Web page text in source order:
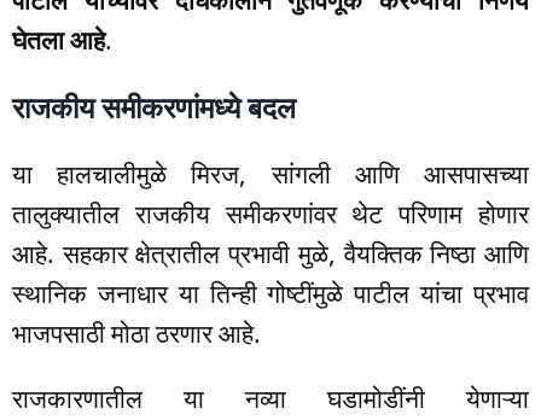
घेतला आहे.
राजकीय समीकरणांमध्ये बदल
या हालचालीमुळे मिरज, सांगली आणि आसपासच्या
तालुक्यातील राजकीय समीकरणांवर थेट परिणाम होणार
आहे. सहकार क्षेत्रातील प्रभावी मुळे, वैयक्तिक निष्ठा आणि
स्थानिक जनाधार या तिन्ही गोष्टींमुळे पाटील यांचा प्रभाव
भाजपसाठी मोठा ठरणार आहे.
राजकारणातील या नव्या घडामोडींनी येणाऱ्या